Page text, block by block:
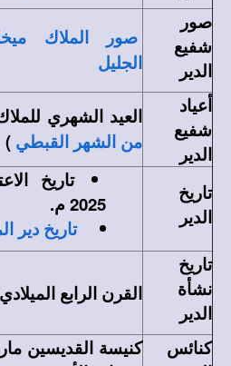
صور
شفيع
الدير
صور الملاك
الجليل
أعياد
شفيع
الدير
العيد الشهري
من الشهر القبطي )
تاريخ
الدير
2025 م.
تاريخ دير
تاريخ
نشأة
الدير
القرن الرابع الميلادي
كنائس
كنيسة القديسين مار